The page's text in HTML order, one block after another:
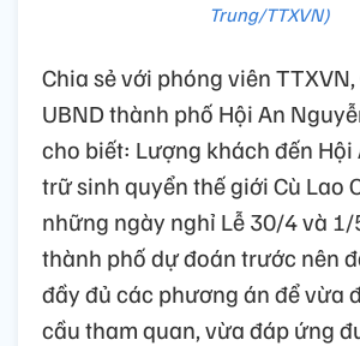
Trung/TTXVN)
Chia sẻ với phóng viên
UBND thành phố Hội An
cho biết: Lượng khách đến Hội
trữ sinh quyển thế giới Cù Lao
những ngày nghỉ Lễ 30/4 và
thành phố dự đoán trước nên
đầy đủ các phương án để vừa
cầu tham quan, vừa đáp ứng